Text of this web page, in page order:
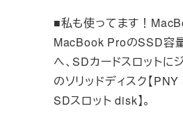
■私も使ってます！
MacBook ProのSSD容
へ、SDカードスロットに
のソリッドディスク【
SDスロット disk】。